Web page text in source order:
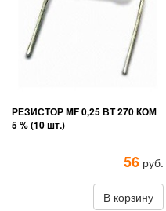
РЕЗИСТОР MF 0,25 ВТ 270 КОМ
5 % (10 шт.)
56 руб.
В корзину